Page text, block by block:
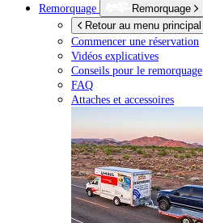
Remorquage
Remorquage
Retour au menu principal
Commencer une réservation
Vidéos explicatives
Conseils pour le remorquage
FAQ
Attaches et accessoires